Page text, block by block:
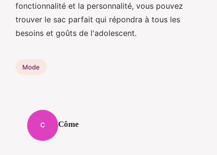
fonctionnalité et la personnalité, vous pouvez
trouver le sac parfait qui répondra à tous les
besoins et goûts de l'adolescent.
Mode
C Côme